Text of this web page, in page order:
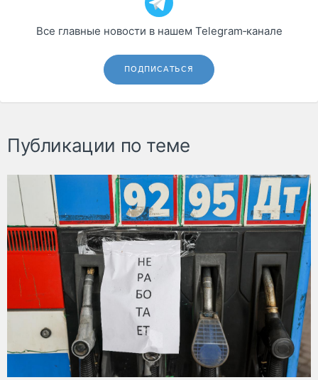
Все главные новости в нашем Telegram‑канале
ПОДПИСАТЬСЯ
Публикации по теме